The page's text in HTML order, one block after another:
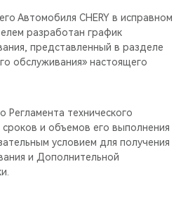
Автомобиля CHERY в исправном
разработан график
представленный в разделе
обслуживания» настоящего
Регламента технического
и объемов его выполнения
условием для получения
и Дополнительной